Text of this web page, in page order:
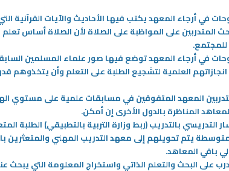
بين هيئتي التطبيقي والقوى
الفرع الجديد لكلية التربية
في أرجاء المعهد يكتب فيها الأحاديث والآيات القرآنية
المتدربين على المواظبة على الصلاة لأن الصلاة أساس تعلم
.
في أرجاء المعهد توضع فيها صور علماء المسلمين
العلمية لتشجيع الطلبة على التعلم وأن يتخذوهم
المعهد المتفوقين في مسابقات علمية على مستوي
المناظرة بالدول الأخرى إن أمكن.
التدريسي بالتدريب (ربط وزارة التربية بالتطبيقي) الطلبة
يتم تحويلهم إلى معهد التدريب المهني والمتعثرين
باقي المعاهد.
على البحث والتعلم الذاتي واستخراج المعلومة التي يبحث